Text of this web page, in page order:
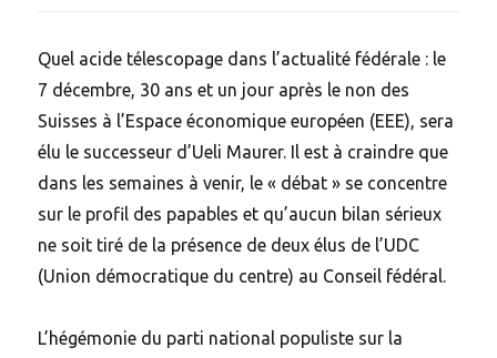
Quel acide télescopage dans l’actualité fédérale : le
7 décembre, 30 ans et un jour après le non des
Suisses à l’Espace économique européen (EEE), sera
élu le successeur d’Ueli Maurer. Il est à craindre que
dans les semaines à venir, le « débat » se concentre
sur le profil des papables et qu’aucun bilan sérieux
ne soit tiré de la présence de deux élus de l’UDC
(Union démocratique du centre) au Conseil fédéral.
L’hégémonie du parti national populiste sur la